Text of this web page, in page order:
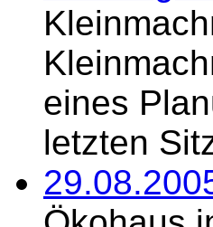
eines
letzten